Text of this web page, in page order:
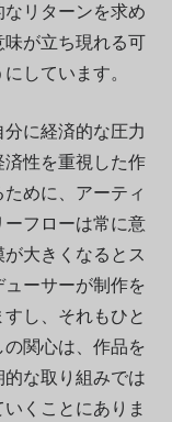
リターンを求め
が立ち現れる可
しています。
に経済的な圧力
性を重視した作
めに、アーティ
フローは常に意
大きくなるとス
ーサーが制作を
し、それもひと
関心は、作品を
な取り組みでは
くことにありま